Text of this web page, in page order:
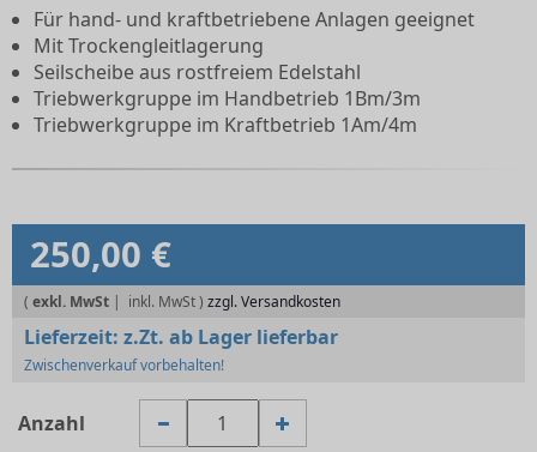
Für hand- und kraftbetriebene Anlagen geeignet
Mit Trockengleitlagerung
Seilscheibe aus rostfreiem Edelstahl
Triebwerkgruppe im Handbetrieb 1Bm/3m
Triebwerkgruppe im Kraftbetrieb 1Am/4m
250,00 €
( exkl. MwSt | zzgl. Versandkosten
Lieferzeit: z.Zt. ab Lager lieferbar
Zwischenverkauf vorbehalten!
Anzahl